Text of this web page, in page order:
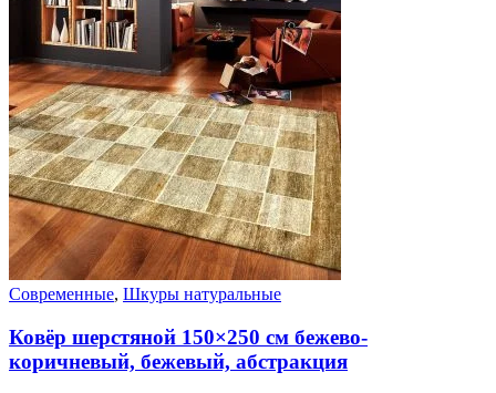
Современные, Шкуры натуральные
Ковёр шерстяной 150×250 см бежево-
коричневый, бежевый, абстракция